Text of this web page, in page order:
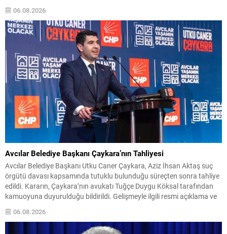
dileği tekrarlanmıştır. Türk Silahlı Kuvvetleri’nin terörle mücadeledeki
kararlılığı ve hudut güvenliğinde...
06.08.2026
Avcılar Belediye Başkanı Çaykara’nın Tahliyesi
Avcılar Belediye Başkanı Utku Caner Çaykara, Aziz İhsan Aktaş suç
örgütü davası kapsamında tutuklu bulunduğu süreçten sonra tahliye
edildi. Kararın, Çaykara’nın avukatı Tuğçe Duygu Köksal tarafından
kamuoyuna duyurulduğu bildirildi. Gelişmeyle ilgili resmi açıklama ve
özeti Çaykara, soruşturma ve yargılama sürecinde tutuklu bulunan
06.08.2026